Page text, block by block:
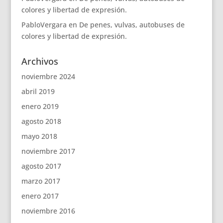
colores y libertad de expresión.
PabloVergara en De penes, vulvas, autobuses de
colores y libertad de expresión.
Archivos
noviembre 2024
abril 2019
enero 2019
agosto 2018
mayo 2018
noviembre 2017
agosto 2017
marzo 2017
enero 2017
noviembre 2016